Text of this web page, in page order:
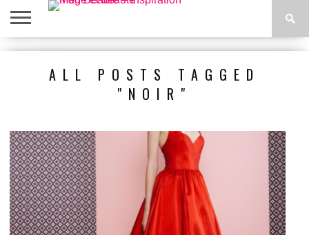
ACCUEIL
ALL POSTS TAGGED
"NOIR"